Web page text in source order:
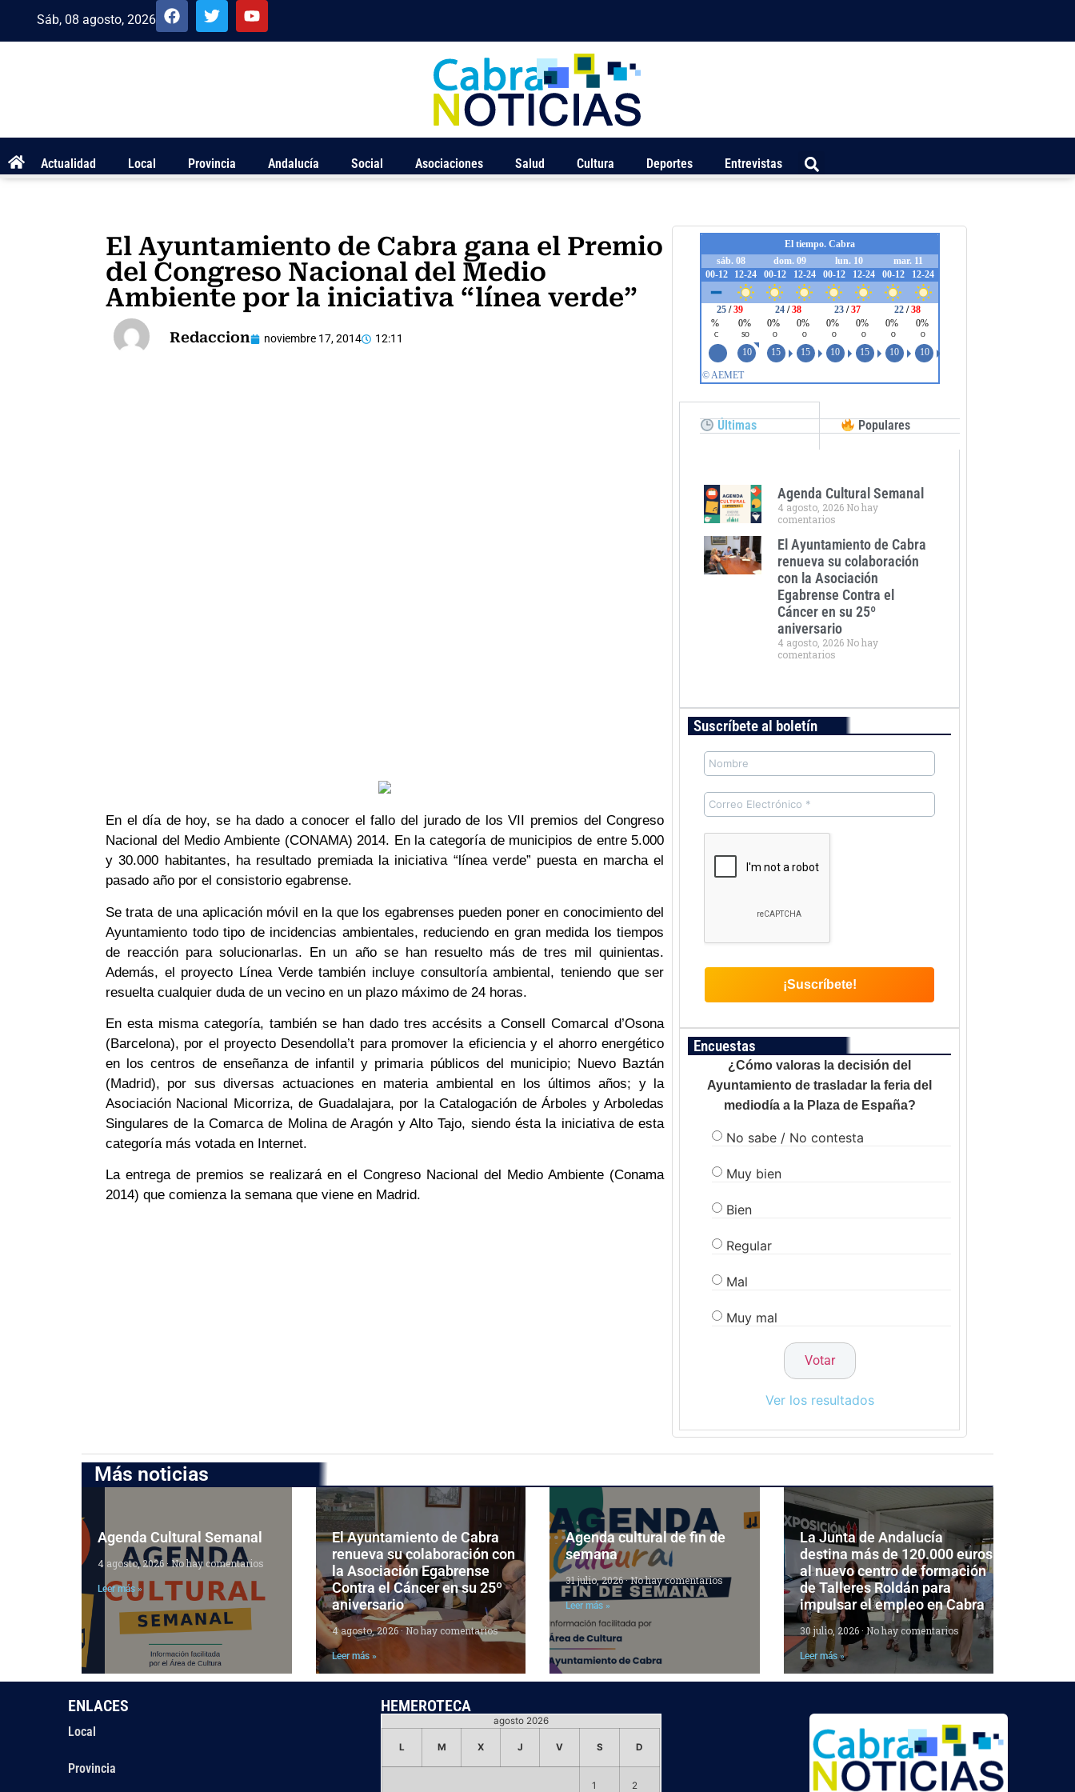
Sáb, 08 agosto, 2026
Actualidad Local Provincia Andalucía Social Asociaciones Salud Cultura Deportes Entrevistas
El Ayuntamiento de Cabra gana el Premio
del Congreso Nacional del Medio
Ambiente por la iniciativa “línea verde”
Redaccion noviembre 17, 2014 12:11
En el día de hoy, se ha dado a conocer el fallo del jurado de los VII premios del Congreso
Nacional del Medio Ambiente (CONAMA) 2014. En la categoría de municipios de entre 5.000
y 30.000 habitantes, ha resultado premiada la iniciativa “línea verde” puesta en marcha el
pasado año por el consistorio egabrense.
Se trata de una aplicación móvil en la que los egabrenses pueden poner en conocimiento del
Ayuntamiento todo tipo de incidencias ambientales, reduciendo en gran medida los tiempos
de reacción para solucionarlas. En un año se han resuelto más de tres mil quinientas.
Además, el proyecto Línea Verde también incluye consultoría ambiental, teniendo que ser
resuelta cualquier duda de un vecino en un plazo máximo de 24 horas.
En esta misma categoría, también se han dado tres accésits a Consell Comarcal d’Osona
(Barcelona), por el proyecto Desendolla’t para promover la eficiencia y el ahorro energético
en los centros de enseñanza de infantil y primaria públicos del municipio; Nuevo Baztán
(Madrid), por sus diversas actuaciones en materia ambiental en los últimos años; y la
Asociación Nacional Micorriza, de Guadalajara, por la Catalogación de Árboles y Arboledas
Singulares de la Comarca de Molina de Aragón y Alto Tajo, siendo ésta la iniciativa de esta
categoría más votada en Internet.
La entrega de premios se realizará en el Congreso Nacional del Medio Ambiente (Conama
2014) que comienza la semana que viene en Madrid.
Últimas Populares
Agenda Cultural Semanal
4 agosto, 2026 No hay
comentarios
El Ayuntamiento de Cabra
renueva su colaboración
con la Asociación
Egabrense Contra el
Cáncer en su 25º
aniversario
4 agosto, 2026 No hay
comentarios
Suscríbete al boletín
Encuestas
¿Cómo valoras la decisión del
Ayuntamiento de trasladar la feria del
mediodía a la Plaza de España?
No sabe / No contesta
Muy bien
Bien
Regular
Mal
Muy mal
Ver los resultados
Más noticias
Agenda Cultural Semanal
4 agosto, 2026 No hay comentarios
Leer más »
El Ayuntamiento de Cabra
renueva su colaboración con
la Asociación Egabrense
Contra el Cáncer en su 25º
aniversario
4 agosto, 2026 No hay comentarios
Leer más »
Agenda cultural de fin de
semana
31 julio, 2026No hay comentarios
Leer más »
La Junta de Andalucía
destina más de 120.000 euros
al nuevo centro de formación
de Talleres Roldán para
impulsar el empleo en Cabra
30 julio, 2026 No hay comentarios
Leer más »
ENLACES
Local
Provincia
HEMEROTECA
agosto 2026
L M X J V S D
1 2